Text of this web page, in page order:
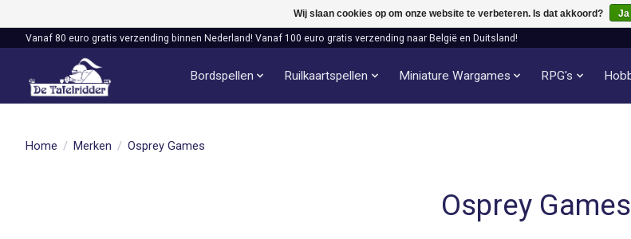
Vanaf 80 euro gratis verzending binnen Nederland! Vanaf 100 euro gratis verzending naar België en Duitsland!
Bordspellen Ruilkaartspellen Miniature Wargames RPG's
Home / Merken / Osprey Games
Osprey Games
Wij slaan cookies op om onze website te verbeteren. Is dat akkoord? Ja